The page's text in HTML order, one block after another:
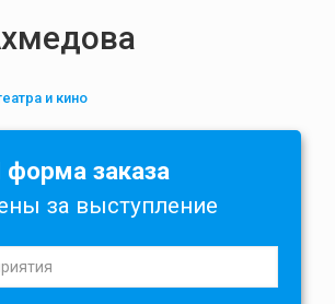
и кино
заказа
за выступление